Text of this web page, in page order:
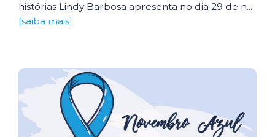
histórias Lindy Barbosa apresenta no dia 29 de n...
[saiba mais]